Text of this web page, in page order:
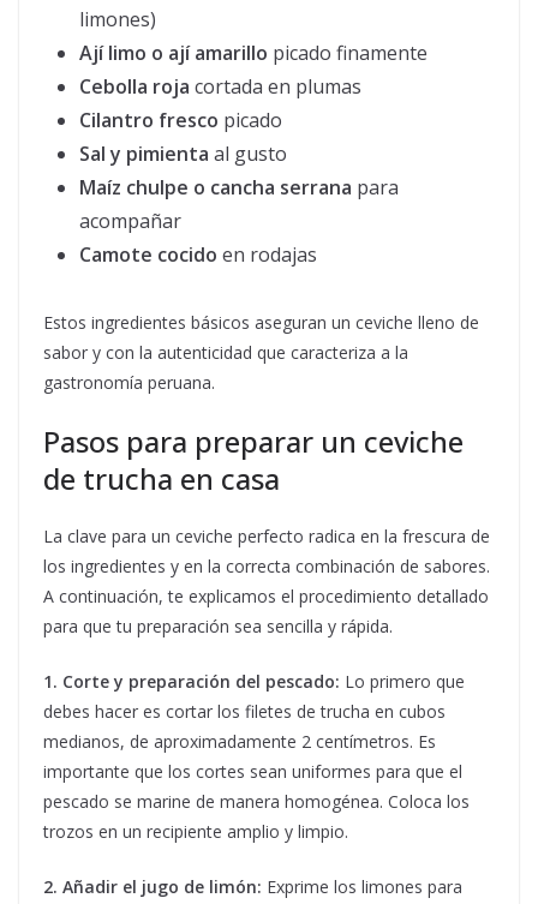
limones)
Ají limo o ají amarillo picado finamente
Cebolla roja cortada en plumas
Cilantro fresco picado
Sal y pimienta al gusto
Maíz chulpe o cancha serrana para
acompañar
Camote cocido en rodajas
Estos ingredientes básicos aseguran un ceviche lleno de
sabor y con la autenticidad que caracteriza a la
gastronomía peruana.
Pasos para preparar un ceviche
de trucha en casa
La clave para un ceviche perfecto radica en la frescura de
los ingredientes y en la correcta combinación de sabores.
A continuación, te explicamos el procedimiento detallado
para que tu preparación sea sencilla y rápida.
1. Corte y preparación del pescado: Lo primero que
debes hacer es cortar los filetes de trucha en cubos
medianos, de aproximadamente 2 centímetros. Es
importante que los cortes sean uniformes para que el
pescado se marine de manera homogénea. Coloca los
trozos en un recipiente amplio y limpio.
2. Añadir el jugo de limón: Exprime los limones para